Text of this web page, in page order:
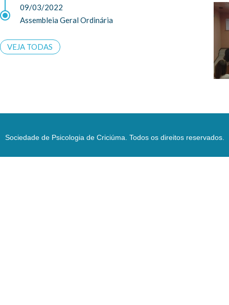
09/03/2022
Assembleia Geral Ordinária
VEJA TODAS
Sociedade de Psicologia de Criciúma. Todos os direitos reservados.